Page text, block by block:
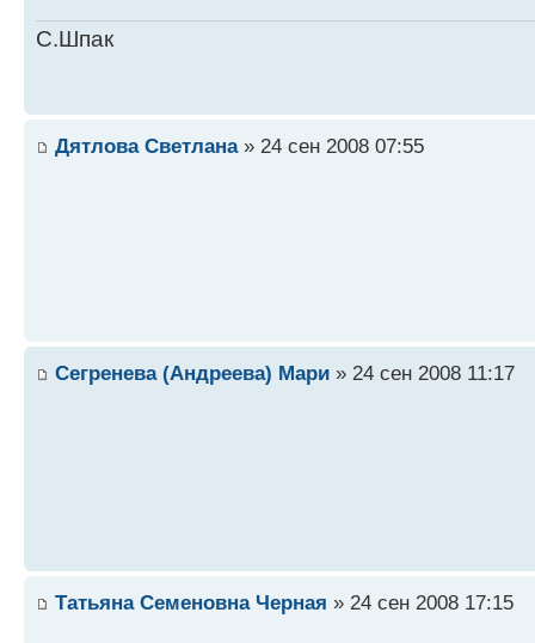
С.Шпак
Дятлова Светлана» 24 сен 2008 07:55
Сегренева (Андреева) Мари » 24 сен 2008 11:17
Татьяна Семеновна Черная » 24 сен 2008 17:15